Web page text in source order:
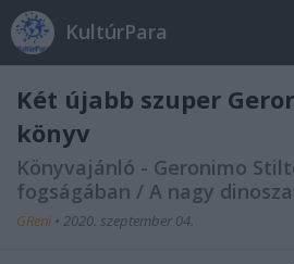
KultúrPara
Két újabb szuper
könyv
Könyvajánló - Geronimo
fogságában / A nagy
GReni • 2020. szeptember 04.